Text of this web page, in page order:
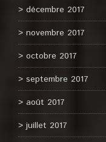
décembre 2017
novembre 2017
octobre 2017
septembre 2017
août 2017
juillet 2017